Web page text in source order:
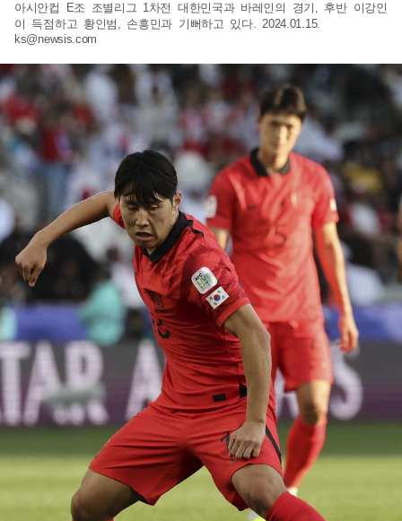
아시안컵 E조 조별리그 1차전 대한민국과 바레인의 경기, 후반 이강인
이 득점하고 황인범, 손흥민과 기뻐하고 있다. 2024.01.15.
ks@newsis.com